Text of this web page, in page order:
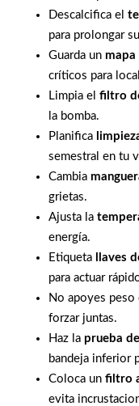
Descalcifica el
para prolongar
Guarda un mapa
críticos para
Limpia el filtro
la bomba.
Planifica
semestral en tu
Cambia
grietas.
Ajusta la
energía.
Etiqueta
llaves
para actuar
No apoyes peso
forzar juntas.
Haz la prueba
bandeja inferior
Coloca un filtro
evita